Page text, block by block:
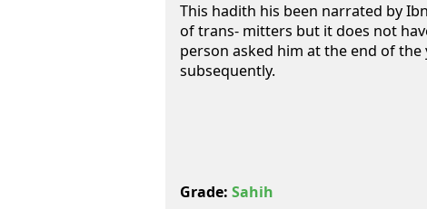
This hadith his been narrated by
of trans- mitters but it does not
person asked him at the end of
subsequently.
Grade: Sahih